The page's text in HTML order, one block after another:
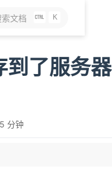
索文档 K
到了服务器
分钟